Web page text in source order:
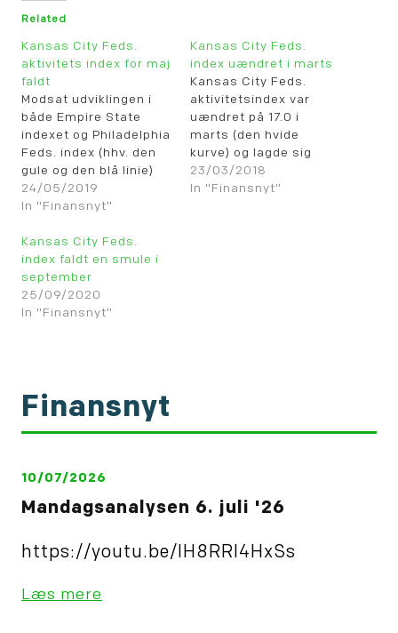
Related
Kansas City Feds.
aktivitets index for maj
faldt
Modsat udviklingen i
både Empire State
indexet og Philadelphia
Feds. index (hhv. den
gule og den blå linie)
faldt Kansas City Feds.
aktivitets index for
indexet faldt til 4,0
(den hvide kurve).
Tallet var da også
lavere end forventet.
24/05/2019
In "Finansnyt"
Kansas City Feds.
index uændret i marts
Kansas City Feds.
aktivitetsindex var
uændret på 17.0 i
marts (den hvide
kurve) og lagde sig
dermed midt imellem
en stigning til 22,5 i
23/03/2018
In "Finansnyt"
Kansas City Feds.
index faldt en smule i
september
25/09/2020
In "Finansnyt"
Finansnyt
10/07/2026
Mandagsanalysen 6. juli '26
https://youtu.be/IH8RRl4HxSs
Læs mere